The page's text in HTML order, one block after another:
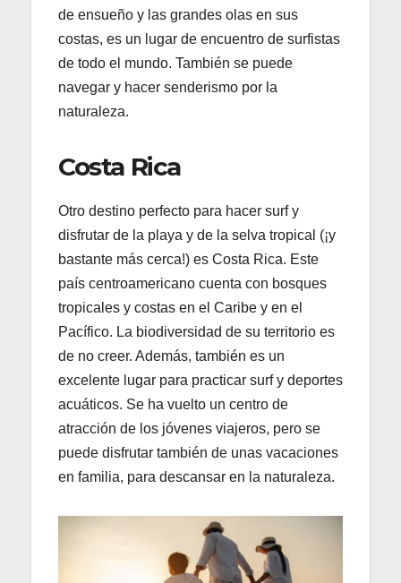
de ensueño y las grandes olas en sus
costas, es un lugar de encuentro de surfistas
de todo el mundo. También se puede
navegar y hacer senderismo por la
naturaleza.
Costa Rica
Otro destino perfecto para hacer surf y
disfrutar de la playa y de la selva tropical (¡y
bastante más cerca!) es Costa Rica. Este
país centroamericano cuenta con bosques
tropicales y costas en el Caribe y en el
Pacífico. La biodiversidad de su territorio es
de no creer. Además, también es un
excelente lugar para practicar surf y deportes
acuáticos. Se ha vuelto un centro de
atracción de los jóvenes viajeros, pero se
puede disfrutar también de unas vacaciones
en familia, para descansar en la naturaleza.